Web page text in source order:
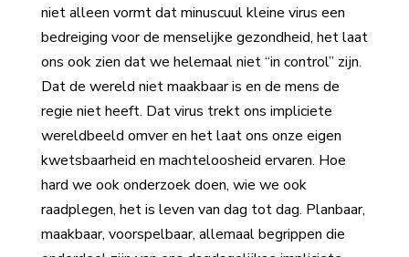
niet alleen vormt dat minuscuul kleine virus een
bedreiging voor de menselijke gezondheid, het laat
ons ook zien dat we helemaal niet “in control” zijn.
Dat de wereld niet maakbaar is en de mens de
regie niet heeft. Dat virus trekt ons impliciete
wereldbeeld omver en het laat ons onze eigen
kwetsbaarheid en machteloosheid ervaren. Hoe
hard we ook onderzoek doen, wie we ook
raadplegen, het is leven van dag tot dag. Planbaar,
maakbaar, voorspelbaar, allemaal begrippen die